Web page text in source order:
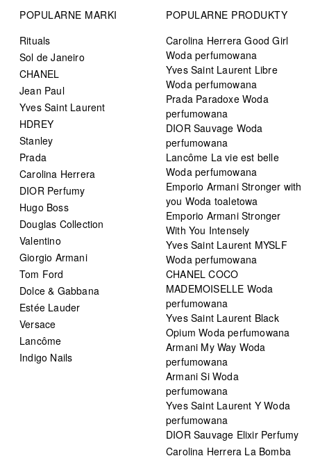
POPULARNE MARKI
Rituals
Sol de Janeiro
CHANEL
Jean Paul
Yves Saint Laurent
HDREY
Stanley
Prada
Carolina Herrera
DIOR Perfumy
Hugo Boss
Douglas Collection
Valentino
Giorgio Armani
Tom Ford
Dolce & Gabbana
Estée Lauder
Versace
Lancôme
Indigo Nails
POPULARNE PRODUKTY
Carolina Herrera Good Girl
Woda perfumowana
Yves Saint Laurent Libre
Woda perfumowana
Prada Paradoxe Woda
perfumowana
DIOR Sauvage Woda
perfumowana
Lancôme La vie est belle
Woda perfumowana
Emporio Armani Stronger with
you Woda toaletowa
Emporio Armani Stronger
With You Intensely
Yves Saint Laurent MYSLF
Woda perfumowana
CHANEL COCO
MADEMOISELLE Woda
perfumowana
Yves Saint Laurent Black
Opium Woda perfumowana
Armani My Way Woda
perfumowana
Armani Si Woda
perfumowana
Yves Saint Laurent Y Woda
perfumowana
DIOR Sauvage Elixir Perfumy
Carolina Herrera La Bomba